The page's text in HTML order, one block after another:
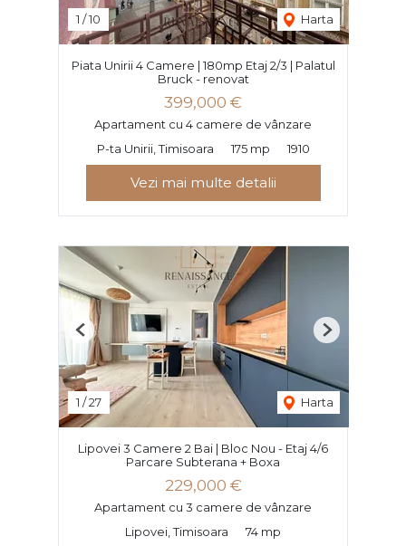
1 /10 Harta
Piata Unirii 4 Camere | 180mp Etaj 2/3 | Palatul
Bruck - renovat
399,000 €
Apartament cu 4 camere de vânzare
P-ta Unirii, Timisoara
175 mp 1910
Vezi mai multe detalii
1 /27 Harta
Previous Next
Lipovei 3 Camere 2 Bai | Bloc Nou - Etaj 4/6
Parcare Subterana + Boxa
229,000 €
Apartament cu 3 camere de vânzare
Lipovei, Timisoara
74 mp